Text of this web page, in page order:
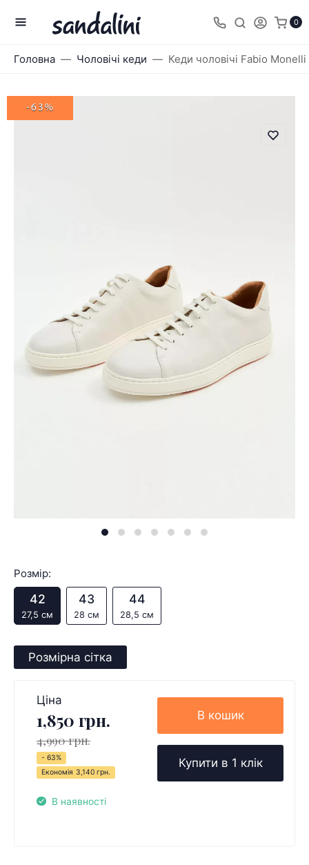
0
Головна Чоловічі кеди Кеди чоловічі Fabio
-63%
Розмір:
42
27,5 см
43
28 см
44
28,5 см
Розмірна сітка
Ціна
1,850 грн.
4,990 грн.
- 63%
Економія 3,140 грн.
В наявності
В кошик
Купити в 1 клік